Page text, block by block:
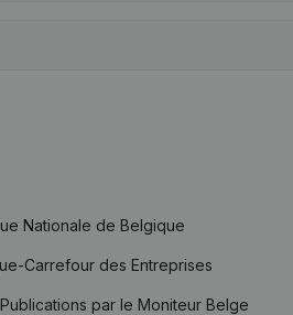
Nationale de Belgique
Carrefour des Entreprises
par le Moniteur Belge